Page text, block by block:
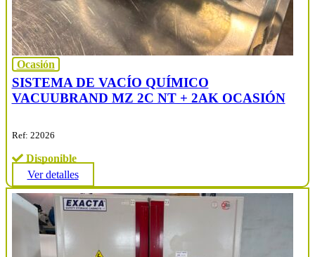
Ocasión
SISTEMA DE VACÍO QUÍMICO
VACUUBRAND MZ 2C NT + 2AK OCASIÓN
Ref: 22026
Disponible
Ver detalles